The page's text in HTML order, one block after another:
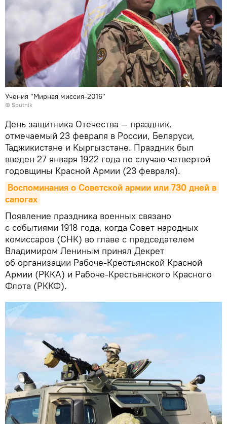
Учения "Мирная миссия-2016"
© Sputnik
День защитника Отечества — праздник,
отмечаемый 23 февраля в России, Беларуси,
Таджикистане и Кыргызстане. Праздник был
введен 27 января 1922 года по случаю четвертой
годовщины Красной Армии (23 февраля).
Воспоминания о Советской армии или 730 дней в
сапогах
Появление праздника военных связано
с событиями 1918 года, когда Совет народных
комиссаров (СНК) во главе с председателем
Владимиром Лениным принял Декрет
об организации Рабоче-Крестьянской Красной
Армии (РККА) и Рабоче-Крестьянского Красного
Флота (РККФ).